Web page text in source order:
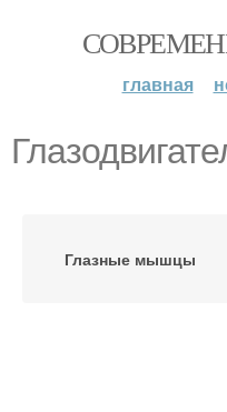
главная
Глазные мышцы